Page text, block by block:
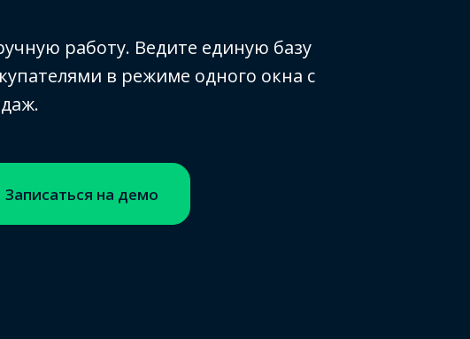
работу. Ведите единую базу
в режиме одного окна c
Записаться на демо